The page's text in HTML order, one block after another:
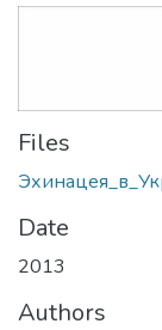
Files
Date
2013
Authors